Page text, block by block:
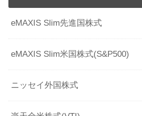
eMAXIS Slim先進国株式
eMAXIS Slim米国株式(S&P500)
ニッセイ外国株式